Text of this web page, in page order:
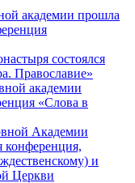
академии прошла
состоялся
Православие»
академии
«Слова в
Академии
конференция,
и
Церкви